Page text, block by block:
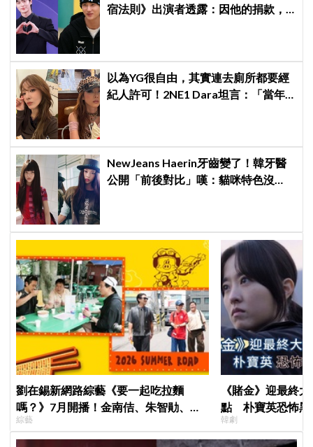
宿法則》出演者透露：因他的捐款，
以為YG很自由，其實連去廁所都要經
紀人許可！2NE1 Dara坦言：「當年
NewJeans Haerin牙齒變了！韓牙醫
公開「前後對比」嘆：貓咪特色沒
劉在錫新網路綜藝《要一起吃拉麵
嗎？》7月開播！金南佶、朱智勛、尹
敬浩同行展開美食之旅
綜藝
《賭金》迎最終
點 朴寶英恐怖黑
韓劇